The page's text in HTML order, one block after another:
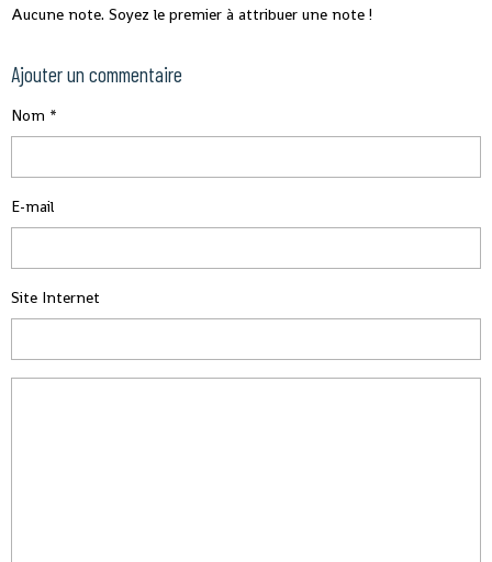
Aucune note. Soyez le premier à attribuer une note !
Ajouter un commentaire
Nom
E-mail
Site Internet